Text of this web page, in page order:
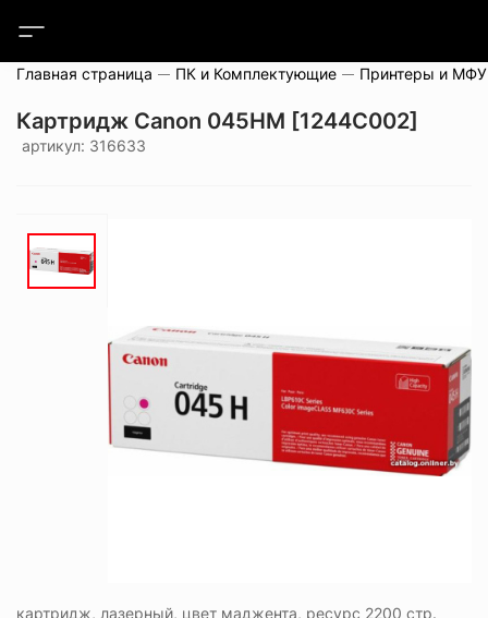
Главная страница ПК и Комплектующие Принтеры и МФУ
Картридж Canon 045HM [1244C002]
артикул: 316633
картридж, лазерный, цвет маджента, ресурс 2200 стр.